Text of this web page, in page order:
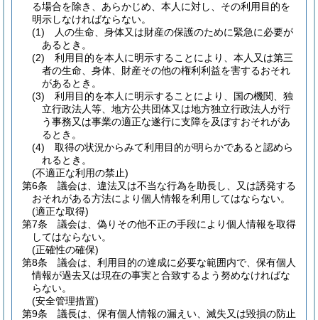
る場合を除き、あらかじめ、本人に対し、その利用目的を
明示しなければならない。
(1)
人の生命、身体又は財産の保護のために緊急に必要が
あるとき。
(2)
利用目的を本人に明示することにより、本人又は第三
者の生命、身体、財産その他の権利利益を害するおそれ
があるとき。
(3)
利用目的を本人に明示することにより、国の機関、独
立行政法人等、地方公共団体又は地方独立行政法人が行
う事務又は事業の適正な遂行に支障を及ぼすおそれがあ
るとき。
(4)
取得の状況からみて利用目的が明らかであると認めら
れるとき。
(不適正な利用の禁止)
第6条
議会は、違法又は不当な行為を助長し、又は誘発する
おそれがある方法により個人情報を利用してはならない。
(適正な取得)
第7条
議会は、偽りその他不正の手段により個人情報を取得
してはならない。
(正確性の確保)
第8条
議会は、利用目的の達成に必要な範囲内で、保有個人
情報が過去又は現在の事実と合致するよう努めなければな
らない。
(安全管理措置)
第9条
議長は、保有個人情報の漏えい、滅失又は毀損の防止